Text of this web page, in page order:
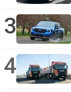
3
4